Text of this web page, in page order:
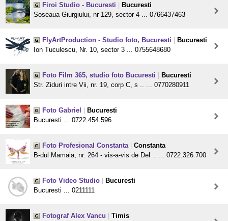
Firoi Studio - Bucuresti
Bucuresti
Soseaua Giurgiului, nr 129, sector 4 ... 0766437463
FlyArtProduction - Studio foto, Bucuresti
Bucuresti
Ion Tuculescu, Nr. 10, sector 3 ... 0755648680
Foto Film 365, studio foto Bucuresti
Bucuresti
Str. Ziduri intre Vii, nr. 19, corp C, s .. ... 0770280911
Foto Gabriel
Bucuresti
Bucuresti ... 0722.454.596
Foto Profesional Constanta
Constanta
B-dul Mamaia, nr. 264 - vis-a-vis de Del .. ... 0722.326.700
Foto Video Studio
Bucuresti
Bucuresti ... 0211111
Fotograf Alex Vancu
Timis